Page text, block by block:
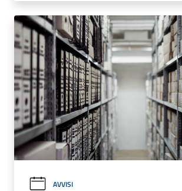
AVVISI